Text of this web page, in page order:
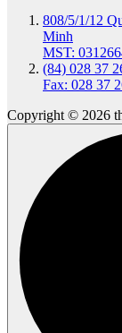
808/5/1/12
Minh
MST:
(84) 028 37
Fax: 028 37
Copyright © 2026